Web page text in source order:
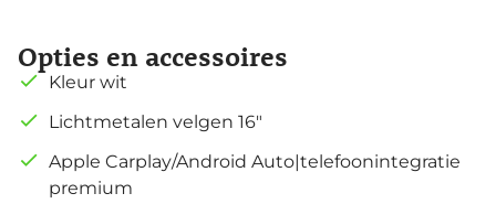
Opties en accessoires
Kleur wit
Lichtmetalen velgen 16"
Apple Carplay/Android Auto|telefoonintegratie
premium